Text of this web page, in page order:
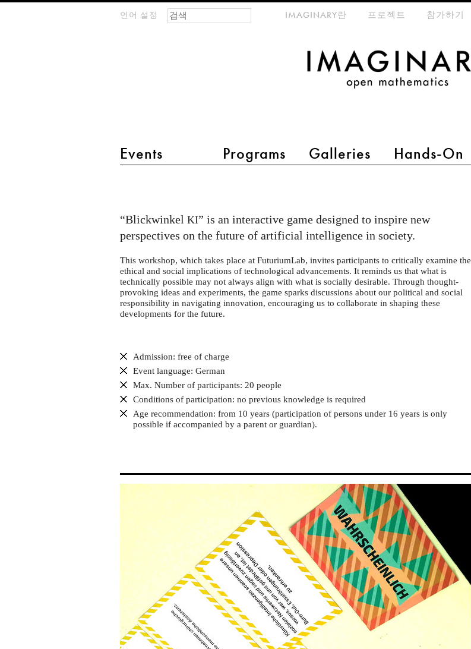
언어 설정
main menu 2
Events Programs Galleries Hands-On
meta-menuIMAGINARY란 프로젝트 참가하기
검색 폼
찾기
Evening
at
Discussion
game
"Blickwinkel
KI"
“BlickwinkelKI” is an interactive game designed to inspire new
perspectives on the future of artificial intelligence in society.
This workshop, which takes place at FuturiumLab, invites participants to critically examine the
ethical and social implications of technological advancements. It reminds us that what is
technically possible may not always align with what is socially desirable. Through thought-
provoking ideas and experiments, the game sparks discussions about our political and social
responsibility in navigating innovation, encouraging us to collaborate in shaping these
developments for the future.
Admission: free of charge
Event language: German
Max. Number of participants: 20 people
Conditions of participation: no previous knowledge is required
Age recommendation: from 10 years (participation of persons under 16 years is only
possible if accompanied by a parent or guardian).